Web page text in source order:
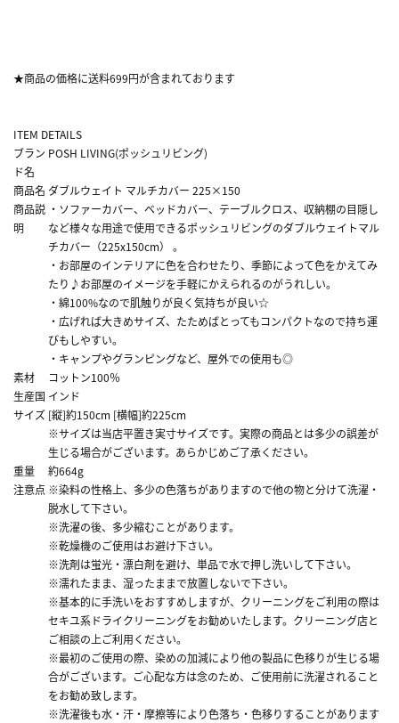
★商品の価格に送料699円が含まれております
ITEM DETAILS
ブラン
ド名
POSH LIVING(ポッシュリビング)
商品名 ダブルウェイト マルチカバー 225×150
商品説
明
・ソファーカバー、ベッドカバー、テーブルクロス、収納棚の目隠し
など様々な用途で使用できるポッシュリビングのダブルウェイトマル
チカバー（225x150cm） 。
・お部屋のインテリアに色を合わせたり、季節によって色をかえてみ
たり♪お部屋のイメージを手軽にかえられるのがうれしい。
・綿100%なので肌触りが良く気持ちが良い☆
・広げれば大きめサイズ、たためばとってもコンパクトなので持ち運
びもしやすい。
・キャンプやグランピングなど、屋外での使用も◎
素材
コットン100％
生産国 インド
サイズ [縦]約150cm [横幅]約225cm
※サイズは当店平置き実寸サイズです。実際の商品とは多少の誤差が
生じる場合がございます。あらかじめご了承ください。
重量
約664g
注意点 ※染料の性格上、多少の色落ちがありますので他の物と分けて洗濯・
脱水して下さい。
※洗濯の後、多少縮むことがあります。
※乾燥機のご使用はお避け下さい。
※洗剤は蛍光・漂白剤を避け、単品で水で押し洗いして下さい。
※濡れたまま、湿ったままで放置しないで下さい。
※基本的に手洗いをおすすめしますが、クリーニングをご利用の際は
セキユ系ドライクリーニングをお勧めいたします。クリーニング店と
ご相談の上ご利用ください。
※最初のご使用の際、染めの加減により他の製品に色移りが生じる場
合がございます。ご心配な方は念のため、ご使用前に洗濯されること
をお勧め致します。
※洗濯後も水・汗・摩擦等により色落ち・色移りすることがあります